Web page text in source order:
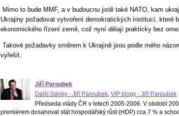
Mimo to bude MMF, a v budoucnu jistě také NATO, kam
Ukrajiny požadovat vytvoření demokratických institucí, které
ekonomického řízení země, což nyní dělají prakticky bez
Takové požadavky směrem k Ukrajině jsou podle mého
vyřešit.
Jiří Paroubek
Další články - Jiří Paroubek, VIP blogy - Jiří Paroubek
Předseda vlády ČR v letech 2005-2006. V období
premiérem dosahoval stát hospodářský růst (HDP) cca 7 % a